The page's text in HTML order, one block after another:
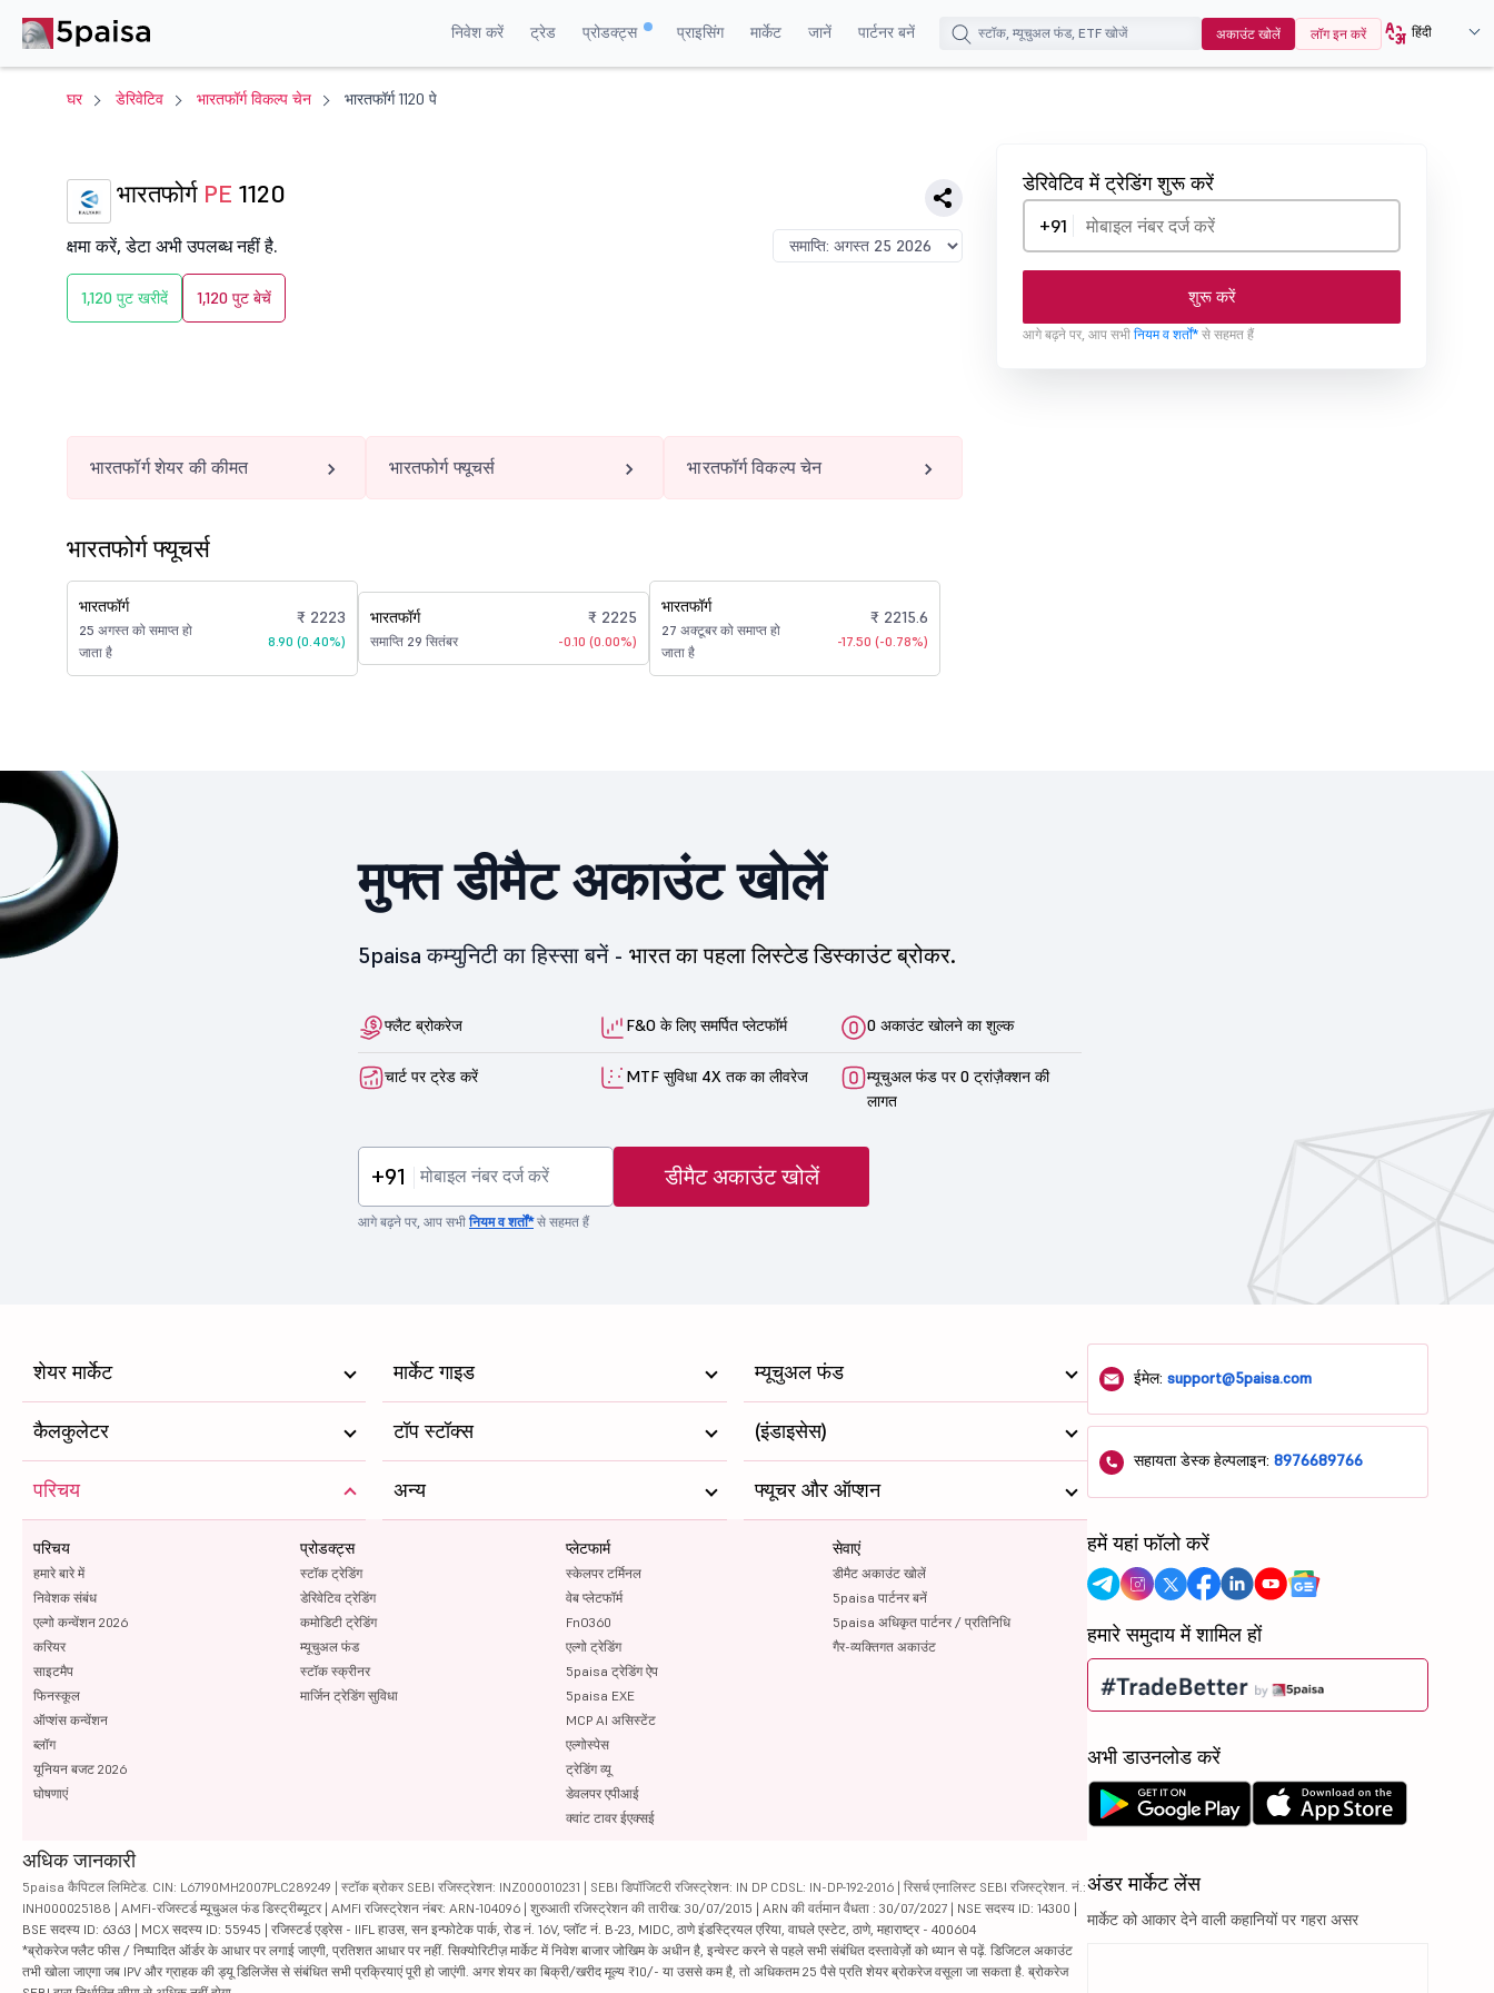
निवेश करें ट्रेड प्रोडक्ट्स प्राइसिंग मार्केट जानें पार्टनर बनें अकाउंट खोलें लॉग इन करें हिंदी
घर डेरिवेटिव भारतफॉर्ग विकल्प चेन भारतफॉर्ग 1120 पे
भारतफोर्ग PE 1120
क्षमा करें, डेटा अभी उपलब्ध नहीं है.
1,120 पुट खरीदें 1,120 पुट बेचें
डेरिवेटिव में ट्रेडिंग शुरू करें
+91
शुरू करें
आगे बढ़ने पर, आप सभी नियम व शर्तों* से सहमत हैं
भारतफॉर्ग शेयर की कीमत भारतफोर्ग फ्यूचर्स भारतफॉर्ग विकल्प चेन
भारतफोर्ग फ्यूचर्स
भारतफॉर्ग
25 अगस्त को समाप्त हो
जाता है
₹ 2223
8.90 (0.40%)
भारतफॉर्ग
समाप्ति 29 सितंबर
₹ 2225
-0.10 (0.00%)
भारतफॉर्ग
27 अक्टूबर को समाप्त हो
जाता है
₹ 2215.6
-17.50 (-0.78%)
मुफ्त डीमैट अकाउंट खोलें
5paisa कम्युनिटी का हिस्सा बनें - भारत का पहला लिस्टेड डिस्काउंट ब्रोकर.
फ्लैट ब्रोकरेज F&O के लिए समर्पित प्लेटफॉर्म 0 अकाउंट खोलने का शुल्क
चार्ट पर ट्रेड करें MTF सुविधा 4X तक का लीवरेज
म्यूचुअल फंड पर 0 ट्रांज़ैक्शन की
लागत
+91 डीमैट अकाउंट खोलें
आगे बढ़ने पर, आप सभीनियम व शर्तों*से सहमत हैं
शेयर मार्केट मार्केट गाइड म्यूचुअल फंड
कैलकुलेटर टॉप स्टॉक्स (इंडाइसेस)
परिचय
परिचय
हमारे बारे में
निवेशक संबंध
एल्गो कन्वेंशन 2026
करियर
साइटमैप
फिनस्कूल
ऑप्शंस कन्वेंशन
ब्लॉग
यूनियन बजट 2026
घोषणाएं
प्रोडक्ट्स
स्टॉक ट्रेडिंग
डेरिवेटिव ट्रेडिंग
कमोडिटी ट्रेडिंग
म्यूचुअल फंड
स्टॉक स्क्रीनर
मार्जिन ट्रेडिंग सुविधा
प्लेटफार्म
स्केलपर टर्मिनल
वेब प्लेटफॉर्म
FnO360
एल्गो ट्रेडिंग
5paisa ट्रेडिंग ऐप
5paisa EXE
MCP AI असिस्टेंट
एल्गोस्पेस
ट्रेडिंग व्यू
डेवलपर एपीआई
क्वांट टावर ईएक्सई
सेवाएं
डीमैट अकाउंट खोलें
5paisa पार्टनर बनें
5paisa अधिकृत पार्टनर / प्रतिनिधि
गैर-व्यक्तिगत अकाउंट
अन्य फ्यूचर और ऑप्शन
अधिक जानकारी
5paisa कैपिटल लिमिटेड. CIN: L67190MH2007PLC289249 | स्टॉक ब्रोकर SEBI रजिस्ट्रेशन: INZ000010231 | SEBI डिपॉजिटरी रजिस्ट्रेशन: IN DP CDSL: IN-DP-192-2016 | रिसर्च एनालिस्ट SEBI रजिस्ट्रेशन. नं.:
INH000025188 | AMFI-रजिस्टर्ड म्यूचुअल फंड डिस्ट्रीब्यूटर | AMFI रजिस्ट्रेशन नंबर: ARN-104096 | शुरुआती रजिस्ट्रेशन की तारीख: 30/07/2015 | ARN की वर्तमान वैधता : 30/07/2027 | NSE सदस्य ID: 14300 |
BSE सदस्य ID: 6363 | MCX सदस्य ID: 55945 | रजिस्टर्ड एड्रेस - IIFL हाउस, सन इन्फोटेक पार्क, रोड नं. 16V, प्लॉट नं. B-23, MIDC, ठाणे इंडस्ट्रियल एरिया, वाघले एस्टेट, ठाणे, महाराष्ट्र - 400604
*ब्रोकरेज फ्लैट फीस / निष्पादित ऑर्डर के आधार पर लगाई जाएगी, प्रतिशत आधार पर नहीं. सिक्योरिटीज़ मार्केट में निवेश बाजार जोखिम के अधीन है, इन्वेस्ट करने से पहले सभी संबंधित दस्तावेज़ों को ध्यान से पढ़ें. डिजिटल अकाउंट
तभी खोला जाएगा जब IPV और ग्राहक की ड्यू डिलिजेंस से संबंधित सभी प्रक्रियाएं पूरी हो जाएंगी. अगर शेयर का बिक्री/खरीद मूल्य ₹10/- या उससे कम है, तो अधिकतम 25 पैसे प्रति शेयर ब्रोकरेज वसूला जा सकता है. ब्रोकरेज
ईमेल:support@5paisa.com
सहायता डेस्क हेल्पलाइन:8976689766
हमें यहां फॉलो करें
हमारे समुदाय में शामिल हों
अभी डाउनलोड करें
अंडर मार्केट लेंस
मार्केट को आकार देने वाली कहानियों पर गहरा असर